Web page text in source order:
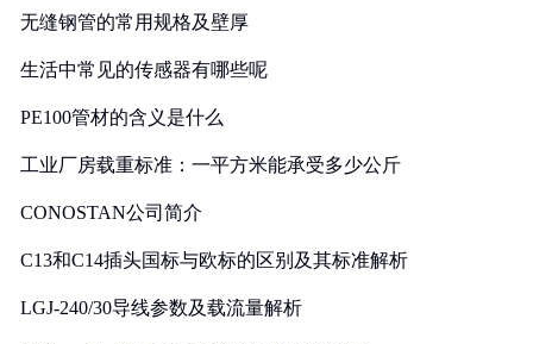
无缝钢管的常用规格及壁厚
生活中常见的传感器有哪些呢
PE100管材的含义是什么
工业厂房载重标准：一平方米能承受多少公斤
CONOSTAN公司简介
C13和C14插头国标与欧标的区别及其标准解析
LGJ-240/30导线参数及载流量解析